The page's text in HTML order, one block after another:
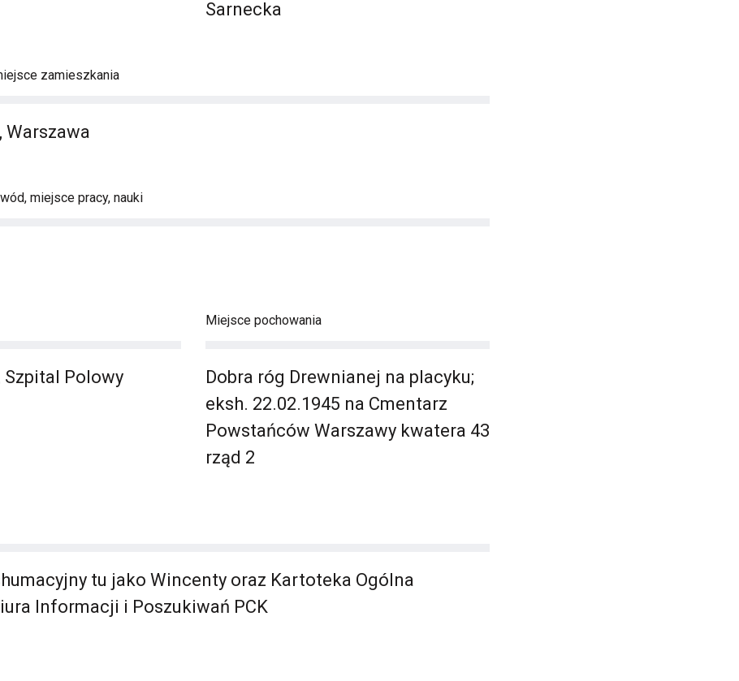
Sarnecka
zamieszkania
Warszawa
miejsce pracy, nauki
Szpital Polowy
Miejsce pochowania
Dobra róg Drewnianej na placyku;
eksh. 22.02.1945 na Cmentarz
Powstańców Warszawy kwatera 43
rząd 2
tu jako Wincenty oraz Kartoteka Ogólna
Informacji i Poszukiwań PCK